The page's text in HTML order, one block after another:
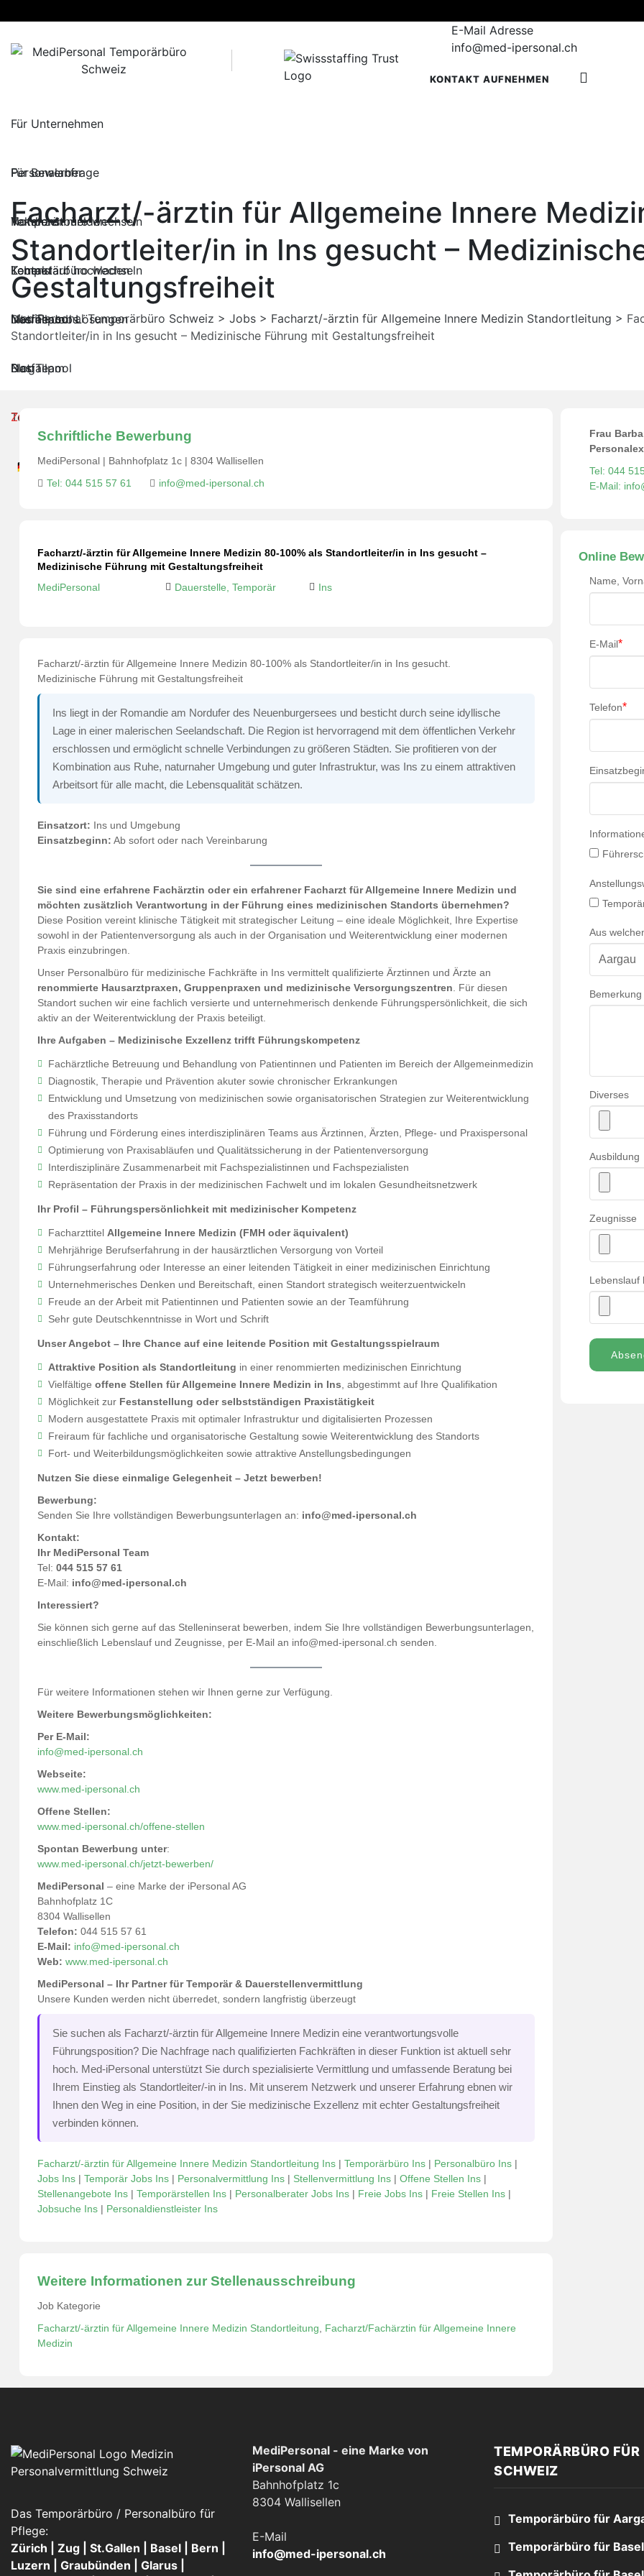
to
content
E-Mail Adresse
info@med-ipersonal.ch
KONTAKT AUFNEHMEN
Für Unternehmen
Personalanfrage
Vakanzen melden
Temporärbüro wechseln
Notfallpool Lösungen
Für Bewerber
Temporärbüro wechseln
Lebenslauf hochladen
Interne Jobs
Notfallpool
Notdienst
Kontakt
Das Team
Das Team
Termin buchen
Blog
Zur Baubranche
🇩🇪 🇬🇧 🇵🇱 🇸🇰
Facharzt/-ärztin für Allgemeine Innere
Standortleiter/in in Ins gesucht –
Gestaltungsfreiheit
MediPersonal Temporärbüro Schweiz > Jobs > Facharzt/-ärztin für Allgemeine Innere Medizin Standortleitung >
Standortleiter/in in Ins gesucht – Medizinische Führung mit Gestaltungsfreiheit
Schriftliche Bewerbung
MediPersonal | Bahnhofplatz 1c | 8304 Wallisellen
Tel: 044 515 57 61
info@med-ipersonal.ch
Facharzt/-ärztin für Allgemeine Innere Medizin 80-100% als Standortleiter/in in Ins gesucht –
Medizinische Führung mit Gestaltungsfreiheit
MediPersonal
Dauerstelle, Temporär Ins
Facharzt/-ärztin für Allgemeine Innere Medizin 80-100% als Standortleiter/in in Ins gesucht.
Medizinische Führung mit Gestaltungsfreiheit
Ins liegt in der Romandie am Nordufer des Neuenburgersees und besticht durch seine idyllische
Lage in einer malerischen Seelandschaft. Die Region ist hervorragend mit dem öffentlichen Verkehr
erschlossen und ermöglicht schnelle Verbindungen zu größeren Städten. Sie profitieren von der
Kombination aus Ruhe, naturnaher Umgebung und guter Infrastruktur, was Ins zu einem attraktiven
Arbeitsort für alle macht, die Lebensqualität schätzen.
Einsatzort: Ins und Umgebung
Einsatzbeginn: Ab sofort oder nach Vereinbarung
Sie sind eine erfahrene Fachärztin oder ein erfahrener Facharzt für Allgemeine Innere Medizin und
möchten zusätzlich Verantwortung in der Führung eines medizinischen Standorts übernehmen?
Diese Position vereint klinische Tätigkeit mit strategischer Leitung – eine ideale Möglichkeit, Ihre Expertise
sowohl in der Patientenversorgung als auch in der Organisation und Weiterentwicklung einer modernen
Praxis einzubringen.
Unser Personalbüro für medizinische Fachkräfte in Ins vermittelt qualifizierte Ärztinnen und Ärzte an
renommierte Hausarztpraxen, Gruppenpraxen und medizinische Versorgungszentren . Für diesen
Standort suchen wir eine fachlich versierte und unternehmerisch denkende Führungspersönlichkeit, die sich
aktiv an der Weiterentwicklung der Praxis beteiligt.
Ihre Aufgaben – Medizinische Exzellenz trifft Führungskompetenz
Fachärztliche Betreuung und Behandlung von Patientinnen und Patienten im Bereich der Allgemeinmedizin
Diagnostik, Therapie und Prävention akuter sowie chronischer Erkrankungen
Entwicklung und Umsetzung von medizinischen sowie organisatorischen Strategien zur Weiterentwicklung
des Praxisstandorts
Führung und Förderung eines interdisziplinären Teams aus Ärztinnen, Ärzten, Pflege- und Praxispersonal
Optimierung von Praxisabläufen und Qualitätssicherung in der Patientenversorgung
Interdisziplinäre Zusammenarbeit mit Fachspezialistinnen und Fachspezialisten
Repräsentation der Praxis in der medizinischen Fachwelt und im lokalen Gesundheitsnetzwerk
Ihr Profil – Führungspersönlichkeit mit medizinischer Kompetenz
Facharzttitel Allgemeine Innere Medizin (FMH oder äquivalent)
Mehrjährige Berufserfahrung in der hausärztlichen Versorgung von Vorteil
Führungserfahrung oder Interesse an einer leitenden Tätigkeit in einer medizinischen Einrichtung
Unternehmerisches Denken und Bereitschaft, einen Standort strategisch weiterzuentwickeln
Freude an der Arbeit mit Patientinnen und Patienten sowie an der Teamführung
Sehr gute Deutschkenntnisse in Wort und Schrift
Unser Angebot – Ihre Chance auf eine leitende Position mit Gestaltungsspielraum
Attraktive Position als Standortleitung in einer renommierten medizinischen Einrichtung
Vielfältige offene Stellen für Allgemeine Innere Medizin in Ins , abgestimmt auf Ihre Qualifikation
Möglichkeit zur Festanstellung oder selbstständigen Praxistätigkeit
Modern ausgestattete Praxis mit optimaler Infrastruktur und digitalisierten Prozessen
Freiraum für fachliche und organisatorische Gestaltung sowie Weiterentwicklung des Standorts
Fort- und Weiterbildungsmöglichkeiten sowie attraktive Anstellungsbedingungen
Nutzen Sie diese einmalige Gelegenheit – Jetzt bewerben!
Bewerbung:
Senden Sie Ihre vollständigen Bewerbungsunterlagen an: info@med-ipersonal.ch
Kontakt:
Ihr MediPersonal Team
Tel: 044 515 57 61
E-Mail: info@med-ipersonal.ch
Interessiert?
Sie können sich gerne auf das Stelleninserat bewerben, indem Sie Ihre vollständigen Bewerbungsunterlagen,
einschließlich Lebenslauf und Zeugnisse, per E-Mail an info@med-ipersonal.ch senden.
Für weitere Informationen stehen wir Ihnen gerne zur Verfügung.
Weitere Bewerbungsmöglichkeiten:
Per E-Mail:
info@med-ipersonal.ch
Webseite:
www.med-ipersonal.ch
Offene Stellen:
www.med-ipersonal.ch/offene-stellen
Spontan Bewerbung unter:
www.med-ipersonal.ch/jetzt-bewerben/
MediPersonal – eine Marke der iPersonal AG
Bahnhofplatz 1C
8304 Wallisellen
Telefon: 044 515 57 61
E-Mail: info@med-ipersonal.ch
Web: www.med-ipersonal.ch
MediPersonal – Ihr Partner für Temporär & Dauerstellenvermittlung
Unsere Kunden werden nicht überredet, sondern langfristig überzeugt
Sie suchen als Facharzt/-ärztin für Allgemeine Innere Medizin eine verantwortungsvolle
Führungsposition? Die Nachfrage nach qualifizierten Fachkräften in dieser Funktion ist aktuell sehr
hoch. Med-iPersonal unterstützt Sie durch spezialisierte Vermittlung und umfassende Beratung bei
Ihrem Einstieg als Standortleiter/-in in Ins. Mit unserem Netzwerk und unserer Erfahrung ebnen wir
Ihnen den Weg in eine Position, in der Sie medizinische Exzellenz mit echter Gestaltungsfreiheit
verbinden können.
Facharzt/-ärztin für Allgemeine Innere Medizin Standortleitung Ins | Temporärbüro Ins | Personalbüro Ins |
Jobs Ins | Temporär Jobs Ins | Personalvermittlung Ins | Stellenvermittlung Ins | Offene Stellen Ins |
Stellenangebote Ins | Temporärstellen Ins | Personalberater Jobs Ins | Freie Jobs Ins | Freie Stellen Ins |
Jobsuche Ins | Personaldienstleister Ins
Weitere Informationen zur Stellenausschreibung
Job Kategorie
Facharzt/-ärztin für Allgemeine Innere Medizin Standortleitung, Facharzt/Fachärztin für Allgemeine Innere
Medizin
Frau
Tel: 044
E-Mail:
Online
Name,
E-Mail*
Telefon*
Aus
Bemerkung
Diverses
Ausbildung
Zeugnisse
Lebenslauf
Das Temporärbüro / Personalbüro für
Pflege:
Zürich | Zug | St.Gallen | Basel | Bern |
Luzern | Graubünden | Glarus |
MediPersonal - eine Marke von
iPersonal AG
Bahnhofplatz 1c
8304 Wallisellen
E-Mail
info@med-ipersonal.ch
TEMPORÄRBÜRO FÜR
SCHWEIZ
Temporärbüro für
Temporärbüro für Basel